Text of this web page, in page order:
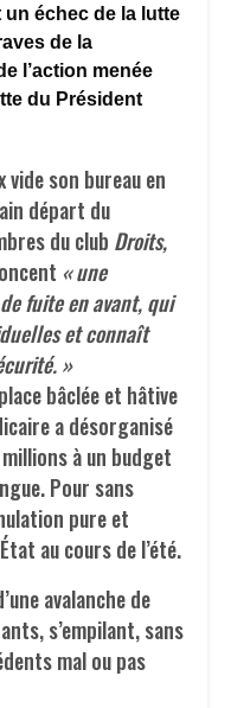
échec de la lutte
de la
l’action menée
du Président
vide son bureau en
départ du
du club Droits,
« une
fuite en avant, qui
et connaît
»
bâclée et hâtive
a désorganisé
à un budget
Pour sans
pure et
au cours de l’été.
avalanche de
s’empilant, sans
mal ou pas